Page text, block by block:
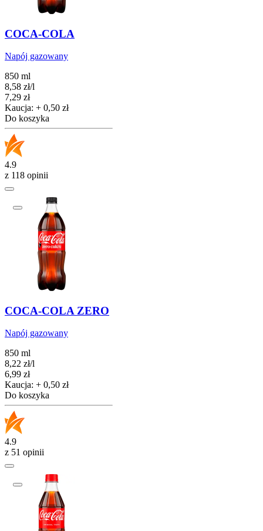
COCA-COLA
Napój gazowany
850 ml
8,58 zł/l
Cena
7,29 zł
Kaucja: + 0,50 zł
Do koszyka
4.9
z 118 opinii
COCA-COLA ZERO
Napój gazowany
850 ml
8,22 zł/l
Cena
6,99 zł
Kaucja: + 0,50 zł
Do koszyka
4.9
z 51 opinii